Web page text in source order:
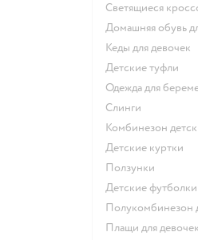
Светящиеся
Домашняя обувь
Кеды для девочек
Детские туфли
Одежда для
Слинги
Комбинезон
Детские куртки
Ползунки
Детские футболки
Полукомбинезон
Плащи для девочек